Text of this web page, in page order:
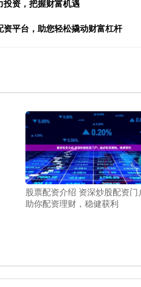
投资，把握财富机遇
平台，助您轻松撬动财富杠杆
股票配资介绍 资深炒股配资门
助你配资理财，稳健获利